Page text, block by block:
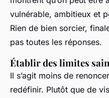
vulnérable, ambitieux et
Rien de bien sorcier,
pas toutes les réponses.
Établir des limites
Il s’agit moins de
redéfinir. Plutôt que de